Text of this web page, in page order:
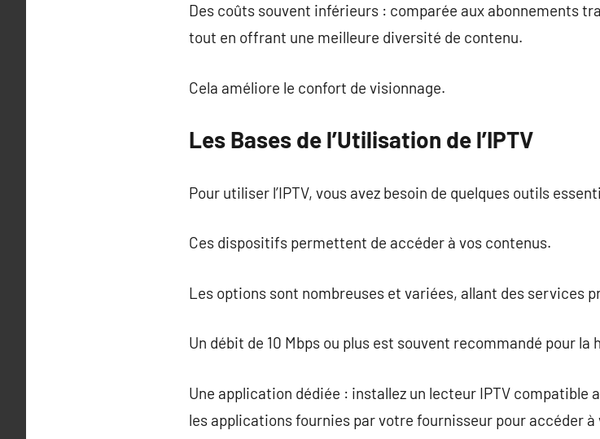
Des coûts souvent inférieurs : comparée aux abonnements
tout en offrant une meilleure diversité de contenu.
Cela améliore le confort de visionnage.
Les Bases de l’Utilisation de l’IPTV
Pour utiliser l’IPTV, vous avez besoin de quelques outils
Ces dispositifs permettent de accéder à vos contenus.
Les options sont nombreuses et variées, allant des services
Un débit de 10 Mbps ou plus est souvent recommandé pour
Une application dédiée : installez un lecteur IPTV compatible
les applications fournies par votre fournisseur pour accéder